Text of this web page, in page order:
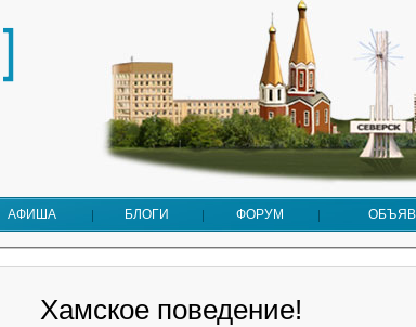
АФИША БЛОГИ ФОРУМ
Хамское поведение!